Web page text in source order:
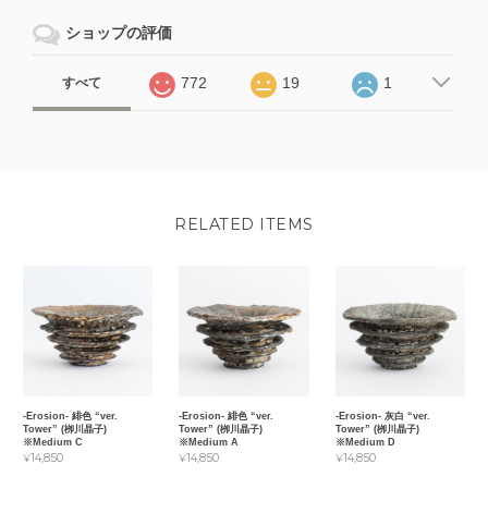
ショップの評価
すべて 772 19 1
RELATED ITEMS
-Erosion- 緋色 “ver.
Tower” (栁川晶子)
※Medium C
¥14,850
-Erosion- 緋色 “ver.
Tower” (栁川晶子)
※Medium A
¥14,850
-Erosion- 灰白 “ver.
Tower” (栁川晶子)
※Medium D
¥14,850